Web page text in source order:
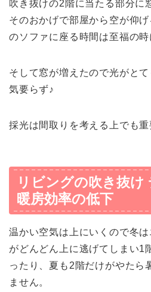
吹き抜けの2階に当たる部分に
そのおかげで部屋から空が仰
のソファに座る時間は至福の時
そして窓が増えたので光がと
気要らず♪
採光は間取りを考える上でも重
リビングの吹き抜
暖房効率の低下
温かい空気は上にいくので冬
がどんどん上に逃げてしまい1
ったり、夏も2階だけがやたら
ません。